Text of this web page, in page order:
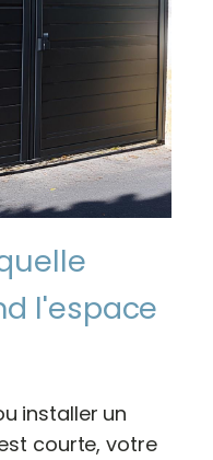
l'espace
installer un
courte, votre